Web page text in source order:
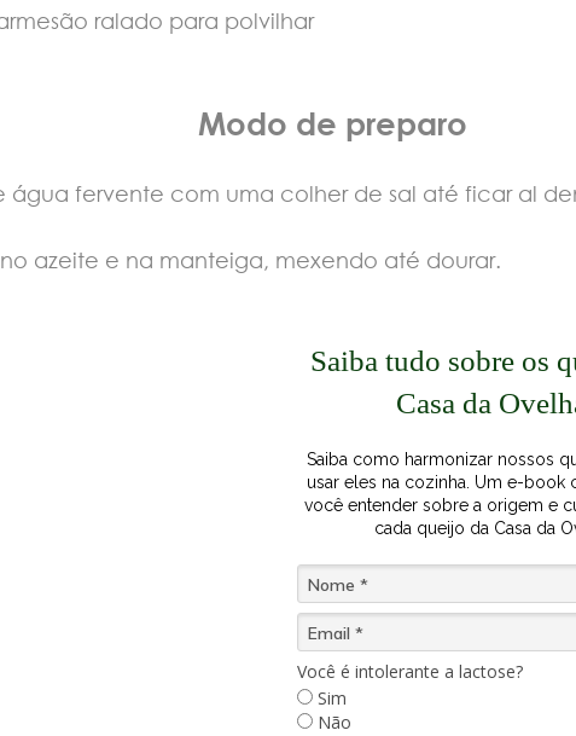
ralado para polvilhar
Modo de preparo
água fervente com uma colher de sal até ficar al
azeite e na manteiga, mexendo até dourar.
Saiba tudo sobre os
Casa da
Saiba como harmonizar nossos
usar eles na cozinha. U m e-book
você entender sobre a origem e
cada queijo da Casa da
Você é intolerante a lactose?
Sim
Não